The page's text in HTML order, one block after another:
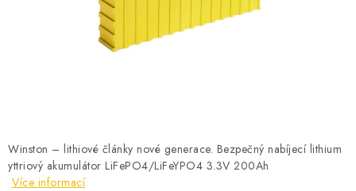
LITHIOVÉ BATERIE
FOTOVOLTAIKA
Winston – lithiové články nové generace. Bezpečný nabíjecí lithium
yttriový akumulátor LiFePO4/LiFeYPO4 3.3V 200Ah
Více informací